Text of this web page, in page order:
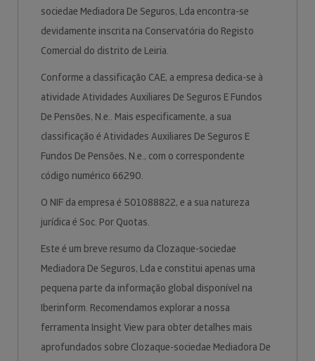
sociedae Mediadora De Seguros, Lda encontra-se
devidamente inscrita na Conservatória do Registo
Comercial do distrito de Leiria.
Conforme a classificação CAE, a empresa dedica-se à
atividade Atividades Auxiliares De Seguros E Fundos
De Pensões, N.e.. Mais especificamente, a sua
classificação é Atividades Auxiliares De Seguros E
Fundos De Pensões, N.e., com o correspondente
código numérico 66290.
O NIF da empresa é 501088822, e a sua natureza
jurídica é Soc. Por Quotas.
Este é um breve resumo da Clozaque-sociedae
Mediadora De Seguros, Lda e constitui apenas uma
pequena parte da informação global disponível na
Iberinform. Recomendamos explorar a nossa
ferramenta Insight View para obter detalhes mais
aprofundados sobre Clozaque-sociedae Mediadora De